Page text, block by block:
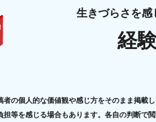
生きづらさを感
経
者の個人的な価値観や感じ方をそのまま掲載
等を感じる場合もあります。各自の判断で